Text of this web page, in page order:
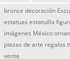
bronce decoración
estatuas estatuilla
imágenes México
piezas de arte regalos
venta